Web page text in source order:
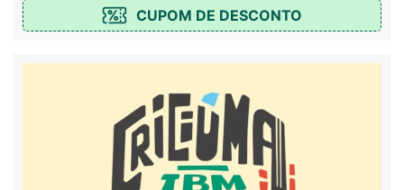
CUPOM DE DESCONTO